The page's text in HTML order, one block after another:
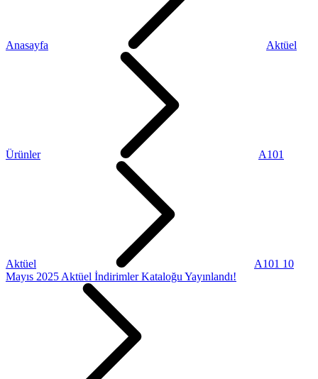
Anasayfa Aktüel
Ürünler A101
Aktüel
A101 10
Mayıs 2025 Aktüel İndirimler Kataloğu Yayınlandı!